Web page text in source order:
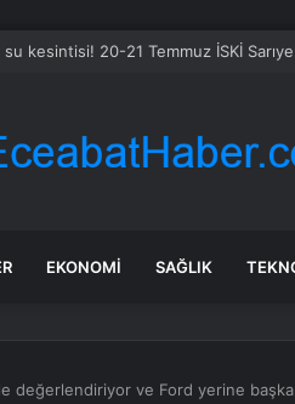
su kesintisi! 20-21 Temmuz İSKİ
EKONOMI SAĞLIK
ile değerlendiriyor ve Ford yerine